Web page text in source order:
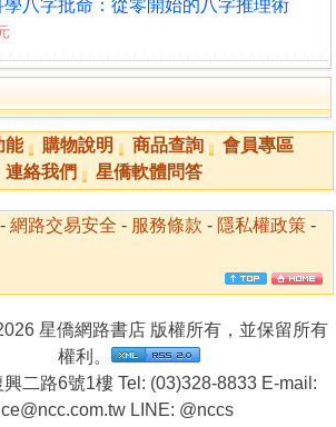
學八字批命：從零開始的八字推理術
看 ......................... 59
受剋已經過氣了》 ........ 62
........................... 69
界的牛鬼蛇神》 .......... 74
........................... 79
八字的五大NG》 ......... 83
礎計算 .................... 86
86
86
師，小心你的冤親債主》... 89
92
.......................... 92
.......................... 94
該批名人八字的兩個理由》.99
能 購物說明 商品查詢
會員專區
連絡我們 星僑軟體問答
- 網路交易安全 - 服務條款 - 隱私權政策 -
星僑網路書店 版權所有，並保留所有
權利。
二路6號1樓 Tel: (03)328-8833 E-mail:
LINE: @nccs